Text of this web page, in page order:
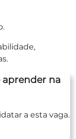
aprender na
a esta vaga.